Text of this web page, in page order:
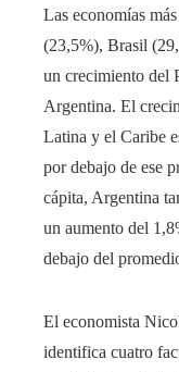
Las economías
(23,5%), Brasil
un crecimiento del
Argentina. El
Latina y el Caribe
por debajo de ese
cápita, Argentina
un aumento del
debajo del
El economista
identifica cuatro